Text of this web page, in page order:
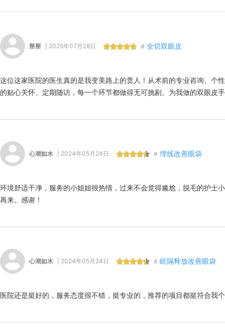
掰掰 | 2025年07月28日 # 全切双眼皮
这位这家医院的医生真的是我变美路上的贵人！从术前的专业咨询、个
的贴心关怀、定期随访，每一个环节都做得无可挑剔。为我做的双眼皮
心潮如水 | 2024年05月24日 # 埋线改善眼袋
环境舒适干净，服务的小姐姐很热情，过来不会觉得尴尬，脱毛的护士
再来。感谢！
心潮如水 | 2024年05月24日 # 眶隔释放改善眼袋
医院还是挺好的，服务态度很不错，挺专业的，推荐的项目都挺符合我